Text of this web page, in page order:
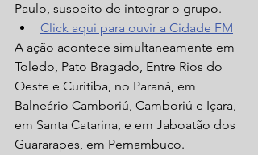
Paulo, suspeito de integrar o grupo.
Click aqui para ouvir a Cidade FM
A ação acontece simultaneamente em
Toledo, Pato Bragado, Entre Rios do
Oeste e Curitiba, no Paraná, em
Balneário Camboriú, Camboriú e Içara,
em Santa Catarina, e em Jaboatão dos
Guararapes, em Pernambuco.